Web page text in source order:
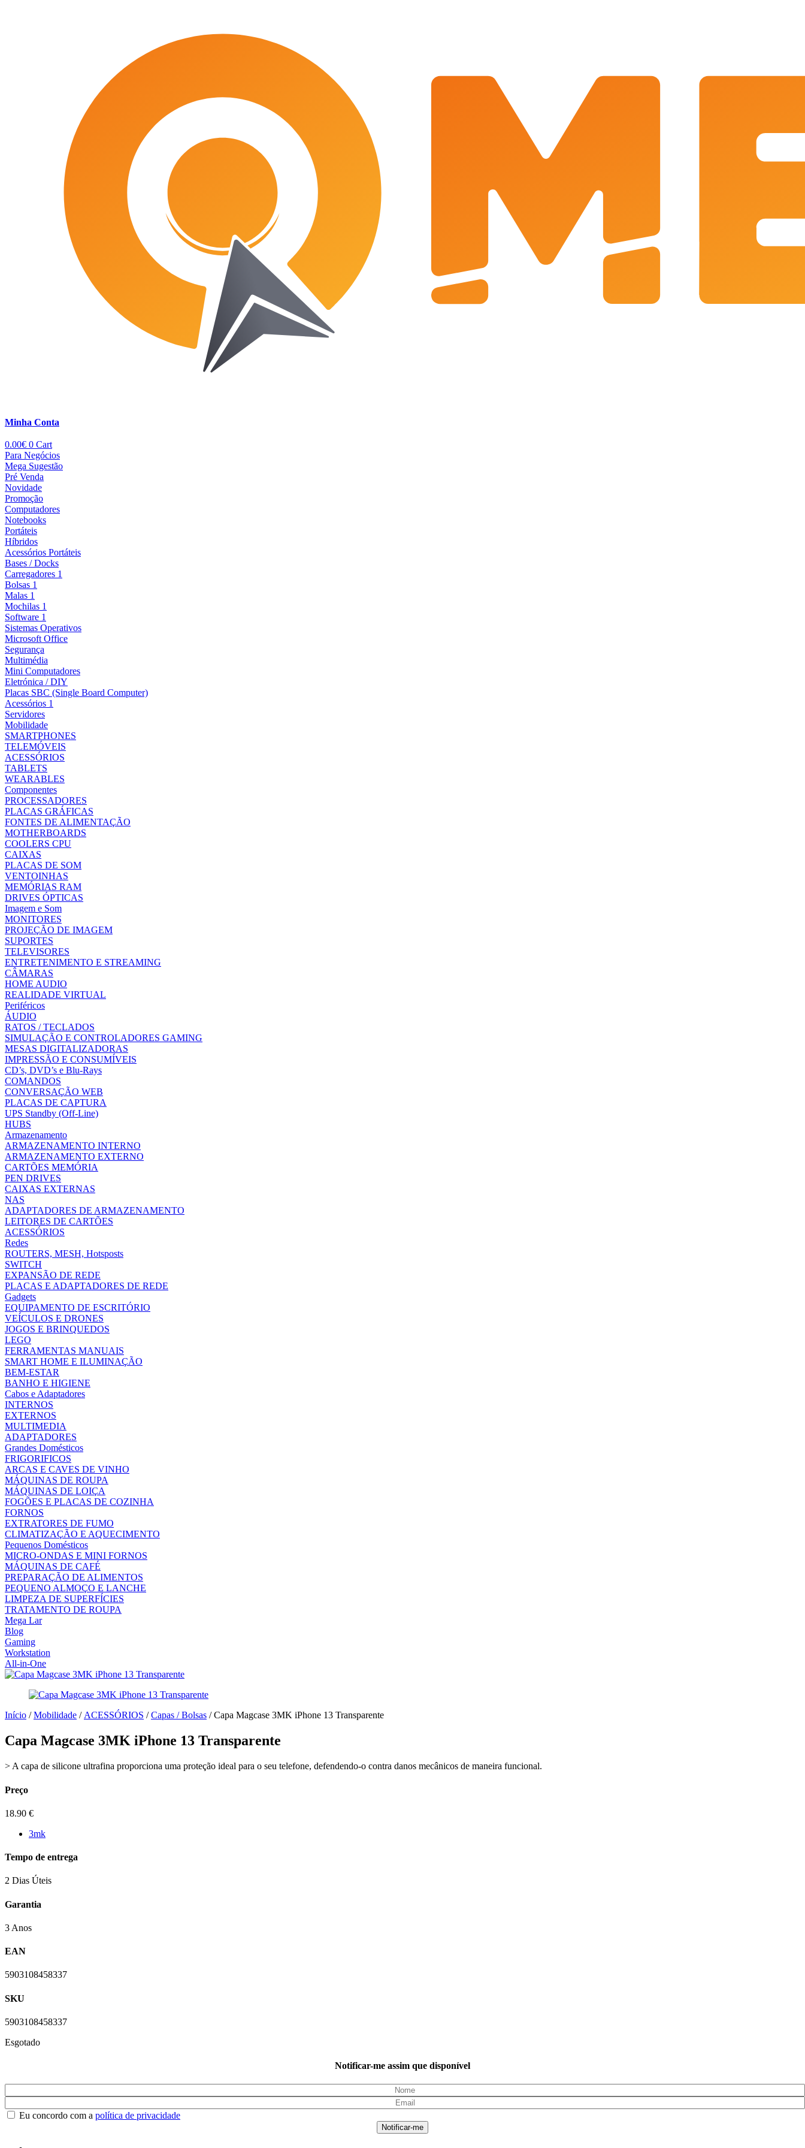
Minha Conta
0.00€ 0 Cart
Para Negócios
Mega Sugestão
Pré Venda
Novidade
Promoção
Computadores
Notebooks
Portáteis
Híbridos
Acessórios Portáteis
Bases / Docks
Carregadores 1
Bolsas 1
Malas 1
Mochilas 1
Software 1
Sistemas Operativos
Microsoft Office
Segurança
Multimédia
Mini Computadores
Eletrónica / DIY
Placas SBC (Single Board Computer)
Acessórios 1
Servidores
Mobilidade
SMARTPHONES
TELEMÓVEIS
ACESSÓRIOS
TABLETS
WEARABLES
Componentes
PROCESSADORES
PLACAS GRÁFICAS
FONTES DE ALIMENTAÇÃO
MOTHERBOARDS
COOLERS CPU
CAIXAS
PLACAS DE SOM
VENTOINHAS
MEMÓRIAS RAM
DRIVES ÓPTICAS
Imagem e Som
MONITORES
PROJEÇÃO DE IMAGEM
SUPORTES
TELEVISORES
ENTRETENIMENTO E STREAMING
CÂMARAS
HOME AUDIO
REALIDADE VIRTUAL
Periféricos
ÁUDIO
RATOS / TECLADOS
SIMULAÇÃO E CONTROLADORES GAMING
MESAS DIGITALIZADORAS
IMPRESSÃO E CONSUMÍVEIS
CD’s, DVD’s e Blu-Rays
COMANDOS
CONVERSAÇÃO WEB
PLACAS DE CAPTURA
UPS Standby (Off-Line)
HUBS
Armazenamento
ARMAZENAMENTO INTERNO
ARMAZENAMENTO EXTERNO
CARTÕES MEMÓRIA
PEN DRIVES
CAIXAS EXTERNAS
NAS
ADAPTADORES DE ARMAZENAMENTO
LEITORES DE CARTÕES
ACESSÓRIOS
Redes
ROUTERS, MESH, Hotsposts
SWITCH
EXPANSÃO DE REDE
PLACAS E ADAPTADORES DE REDE
Gadgets
EQUIPAMENTO DE ESCRITÓRIO
VEÍCULOS E DRONES
JOGOS E BRINQUEDOS
LEGO
FERRAMENTAS MANUAIS
SMART HOME E ILUMINAÇÃO
BEM-ESTAR
BANHO E HIGIENE
Cabos e Adaptadores
INTERNOS
EXTERNOS
MULTIMEDIA
ADAPTADORES
Grandes Domésticos
FRIGORIFICOS
ARCAS E CAVES DE VINHO
MÁQUINAS DE ROUPA
MÁQUINAS DE LOIÇA
FOGÕES E PLACAS DE COZINHA
FORNOS
EXTRATORES DE FUMO
CLIMATIZAÇÃO E AQUECIMENTO
Pequenos Domésticos
MICRO-ONDAS E MINI FORNOS
MÁQUINAS DE CAFÉ
PREPARAÇÃO DE ALIMENTOS
PEQUENO ALMOÇO E LANCHE
LIMPEZA DE SUPERFÍCIES
TRATAMENTO DE ROUPA
Mega Lar
Blog
Gaming
Workstation
All-in-One
Início /Mobilidade /ACESSÓRIOS /Capas / Bolsas / Capa Magcase 3MK iPhone 13 Transparente
Capa Magcase 3MK iPhone 13 Transparente
> A capa de silicone ultrafina proporciona uma proteção ideal para o seu telefone, defendendo-o contra danos mecânicos de maneira funcional.
Preço
18.90 €
3mk
Tempo de entrega
2 Dias Úteis
Garantia
3 Anos
EAN
5903108458337
SKU
5903108458337
Esgotado
Notificar-me assim que disponível
Eu concordo com a política de privacidade